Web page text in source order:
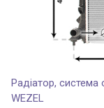
Радіатор,
WEZEL